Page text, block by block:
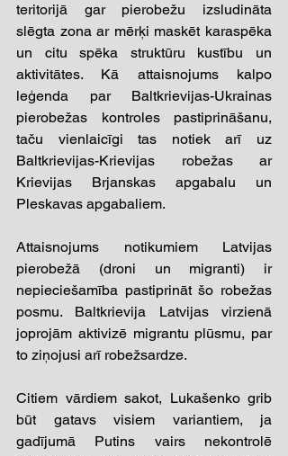
teritorijā gar pierobežu izsludināta
slēgta zona ar mērķi maskēt karaspēka
un citu spēka struktūru kustību un
aktivitātes. Kā attaisnojums kalpo
leģenda par Baltkrievijas-Ukrainas
pierobežas kontroles pastiprināšanu,
taču vienlaicīgi tas notiek arī uz
Baltkrievijas-Krievijas robežas ar
Krievijas Brjanskas apgabalu un
Pleskavas apgabaliem.
Attaisnojums notikumiem Latvijas
pierobežā (droni un migranti) ir
nepieciešamība pastiprināt šo robežas
posmu. Baltkrievija Latvijas virzienā
joprojām aktivizē migrantu plūsmu, par
to ziņojusi arī robežsardze.
Citiem vārdiem sakot, Lukašenko grib
būt gatavs visiem variantiem, ja
gadījumā Putins vairs nekontrolē